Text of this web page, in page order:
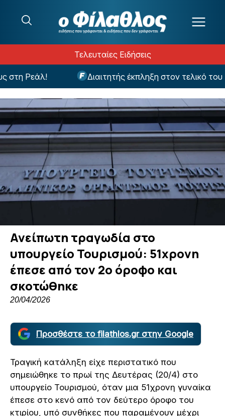
Τελευταίες Ειδήσεις
Ρεάλ! Διαιτητής έκπληξη στον τελικό του
Ανείπωτη τραγωδία στο
υπουργείο Τουρισμού: 51χρονη
έπεσε από τον 2ο όροφο και
σκοτώθηκε
20/04/2026
Προσθέστε το filathlos.gr στην Google
Τραγική κατάληξη είχε περιστατικό που
σημειώθηκε το πρωί της Δευτέρας (20/4) στο
υπουργείο Τουρισμού, όταν μια 51χρονη γυναίκα
έπεσε στο κενό από τον δεύτερο όροφο του
κτιρίου, υπό συνθήκες που παραμένουν μέχρι